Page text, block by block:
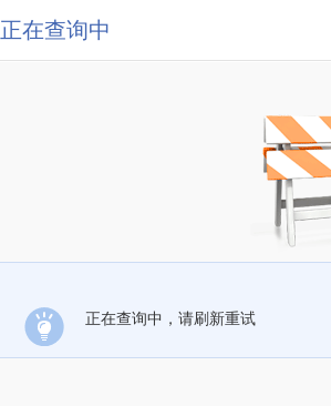
正在查询中
正在查询中，请刷新重试